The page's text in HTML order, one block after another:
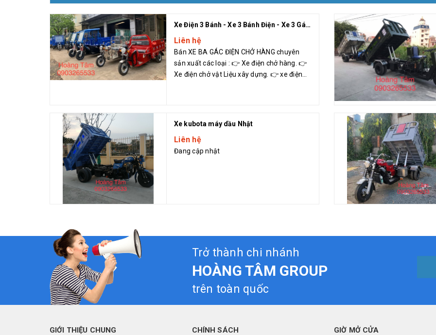
Xe Điện 3 Bánh - Xe 3 Bánh Điện - Xe 3 Gác Điên Chở Hàng Hoàng Tâm
Liên hệ
Bán XE BA GÁC ĐIỆN CHỞ HÀNG chuyên
sản xuất các loại : 👉 Xe điện chở hàng. 👉
Xe điện chở vật Liệu xây dựng. 👉 xe điện
Xe kubota máy dầu Nhật
Liên hệ
Đang cập nhật
Trở thành chi nhánh
HOÀNG TÂM GROUP
trên toàn quốc
GIỚI THIỆU CHUNG CHÍNH SÁCH GIỜ MỞ CỬA